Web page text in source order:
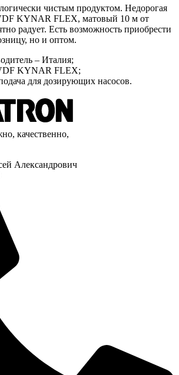
чистым продуктом. Недорогая
KYNAR FLEX, матовый 10 м от
радует. Есть возможность приобрести
но и оптом.
– Италия;
KYNAR FLEX;
для дозирующих насосов.
качественно,
Александрович